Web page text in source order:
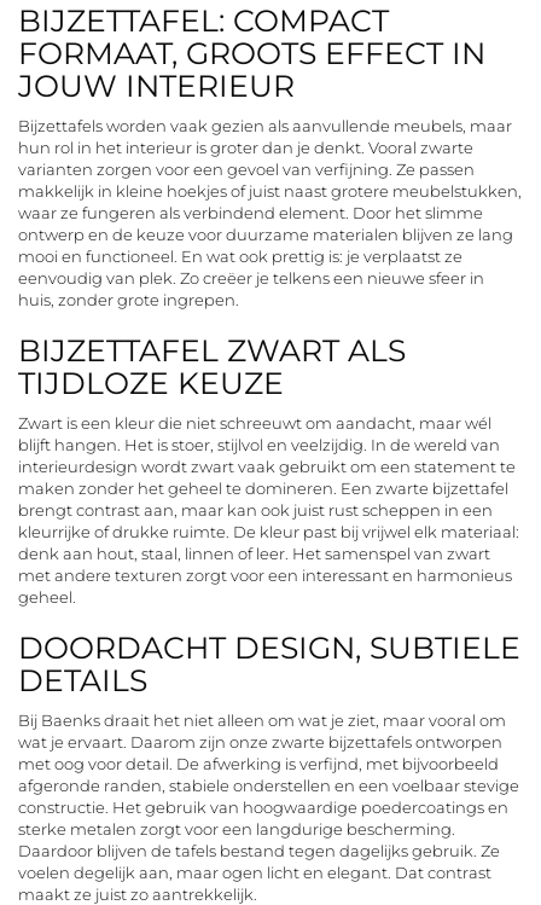
BIJZETTAFEL: COMPACT
FORMAAT, GROOTS EFFECT IN
JOUW INTERIEUR
Bijzettafels worden vaak gezien als aanvullende meubels, maar
hun rol in het interieur is groter dan je denkt. Vooral zwarte
varianten zorgen voor een gevoel van verfijning. Ze passen
makkelijk in kleine hoekjes of juist naast grotere meubelstukken,
waar ze fungeren als verbindend element. Door het slimme
ontwerp en de keuze voor duurzame materialen blijven ze lang
mooi en functioneel. En wat ook prettig is: je verplaatst ze
eenvoudig van plek. Zo creëer je telkens een nieuwe sfeer in
huis, zonder grote ingrepen.
BIJZETTAFEL ZWART ALS
TIJDLOZE KEUZE
Zwart is een kleur die niet schreeuwt om aandacht, maar wél
blijft hangen. Het is stoer, stijlvol en veelzijdig. In de wereld van
interieurdesign wordt zwart vaak gebruikt om een statement te
maken zonder het geheel te domineren. Een zwarte bijzettafel
brengt contrast aan, maar kan ook juist rust scheppen in een
kleurrijke of drukke ruimte. De kleur past bij vrijwel elk materiaal:
denk aan hout, staal, linnen of leer. Het samenspel van zwart
met andere texturen zorgt voor een interessant en harmonieus
geheel.
DOORDACHT DESIGN, SUBTIELE
DETAILS
Bij Baenks draait het niet alleen om wat je ziet, maar vooral om
wat je ervaart. Daarom zijn onze zwarte bijzettafels ontworpen
met oog voor detail. De afwerking is verfijnd, met bijvoorbeeld
afgeronde randen, stabiele onderstellen en een voelbaar stevige
constructie. Het gebruik van hoogwaardige poedercoatings en
sterke metalen zorgt voor een langdurige bescherming.
Daardoor blijven de tafels bestand tegen dagelijks gebruik. Ze
voelen degelijk aan, maar ogen licht en elegant. Dat contrast
maakt ze juist zo aantrekkelijk.